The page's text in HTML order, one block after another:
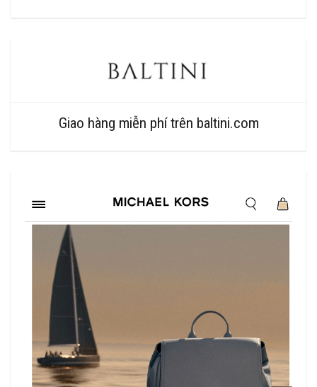
Giao hàng miễn phí trên baltini.com